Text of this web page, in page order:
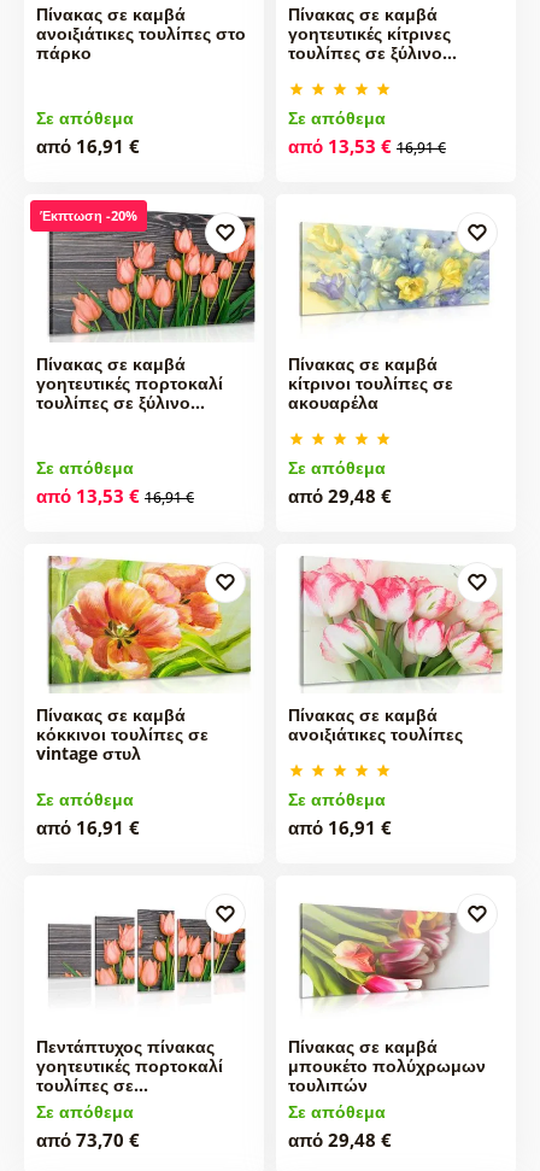
Πίνακας σε καμβά
ανοιξιάτικες τουλίπες στο
πάρκο
Σε απόθεμα
από 16,91 €
Πίνακας σε καμβά
γοητευτικές κίτρινες
τουλίπες σε ξύλινο…
Σε απόθεμα
από 13,53 € 16,91 €
Έκπτωση -20%
Πίνακας σε καμβά
γοητευτικές πορτοκαλί
τουλίπες σε ξύλινο…
Σε απόθεμα
από 13,53 € 16,91 €
Πίνακας σε καμβά
κίτρινοι τουλίπες σε
ακουαρέλα
Σε απόθεμα
από 29,48 €
Πίνακας σε καμβά
κόκκινοι τουλίπες σε
vintage στυλ
Σε απόθεμα
από 16,91 €
Πίνακας σε καμβά
ανοιξιάτικες τουλίπες
Σε απόθεμα
από 16,91 €
Πεντάπτυχος πίνακας
γοητευτικές πορτοκαλί
τουλίπες σε…
Σε απόθεμα
από 73,70 €
Πίνακας σε καμβά
μπουκέτο πολύχρωμων
τουλιπών
Σε απόθεμα
από 29,48 €